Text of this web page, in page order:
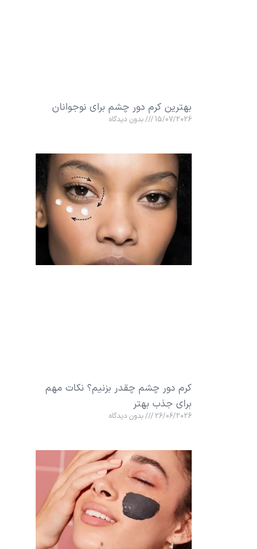
بهترین کرم دور چشم برای نوجوانان
15/07/2026 بدون دیدگاه
کرم دور چشم چقدر بزنیم؟ نکات مهم
برای جذب بهتر
26/06/2026 بدون دیدگاه